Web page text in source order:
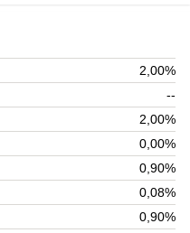
2,00%
--
2,00%
0,00%
0,90%
0,08%
0,90%